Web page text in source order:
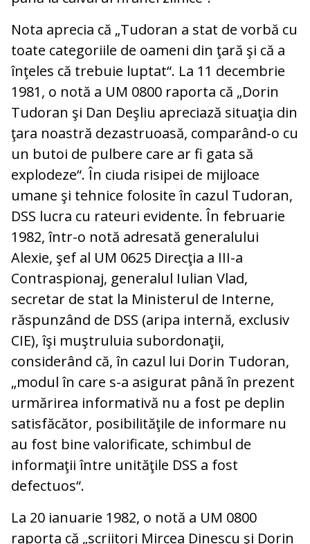
Nota aprecia că „Tudoran a stat de vorbă cu
toate categoriile de oameni din ţară şi că a
înţeles că trebuie luptat“. La 11 decembrie
1981, o notă a UM 0800 raporta că „Dorin
Tudoran şi Dan Deşliu apreciază situaţia din
ţara noastră dezastruoasă, comparând-o cu
un butoi de pulbere care ar fi gata să
explodeze“. În ciuda risipei de mijloace
umane şi tehnice folosite în cazul Tudoran,
DSS lucra cu rateuri evidente. În februarie
1982, într-o notă adresată generalului
Alexie, şef al UM 0625 Direcţia a III-a
Contraspionaj, generalul Iulian Vlad,
secretar de stat la Ministerul de Interne,
răspunzând de DSS (aripa internă, exclusiv
CIE), îşi muştruluia subordonaţii,
considerând că, în cazul lui Dorin Tudoran,
„modul în care s-a asigurat până în prezent
urmărirea informativă nu a fost pe deplin
satisfăcător, posibilităţile de informare nu
au fost bine valorificate, schimbul de
informaţii între unităţile DSS a fost
defectuos“.
La 20 ianuarie 1982, o notă a UM 0800
raporta că „scriitori Mircea Dinescu şi Dorin